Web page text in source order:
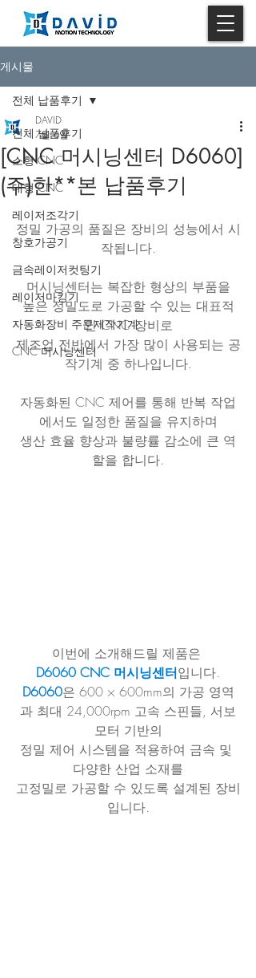
게시물
전체 납품후기
소형 CNC
대형 CNC
레이저조각기
창호가공기
금속레이저컷팅기
레이저마킹기
자동화장비 주문제작기계
CNC 머시닝센터
전체 납품후기
[CNC 머시닝센터 D6060]
(주)한**본 납품후기
DAVID
7월 6일
정밀 가공의 품질은 장비의 성능에서 시
작됩니다.
머시닝센터는 복잡한 형상의 부품을
높은 정밀도로 가공할 수 있는 대표적
인 CNC 장비로
제조업 전반에서 가장 많이 사용되는 공
작기계 중 하나입니다.
자동화된 CNC 제어를 통해 반복 작업
에서도 일정한 품질을 유지하며
생산 효율 향상과 불량률 감소에 큰 역
할을 합니다.
이번에 소개해드릴 제품은 ​
D6060 CNC 머시닝센터입니다.
D6060은 600 × 600mm의 가공 영역
과 최대 24,000rpm 고속 스핀들, 서보
모터 기반의
정밀 제어 시스템을 적용하여 금속 및
다양한 산업 소재를
고정밀로 가공할 수 있도록 설계된 장비
입니다.